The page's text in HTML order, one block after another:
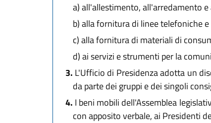
a)all'allestimento, all'arredamento
b)alla fornitura di linee telefoniche
c)alla fornitura di materiali di
d)ai servizi e strumenti per la
3. L'Ufficio di Presidenza adotta un
da parte dei gruppi e dei singoli
4. I beni mobili dell'Assemblea
con apposito verbale, ai Presidenti